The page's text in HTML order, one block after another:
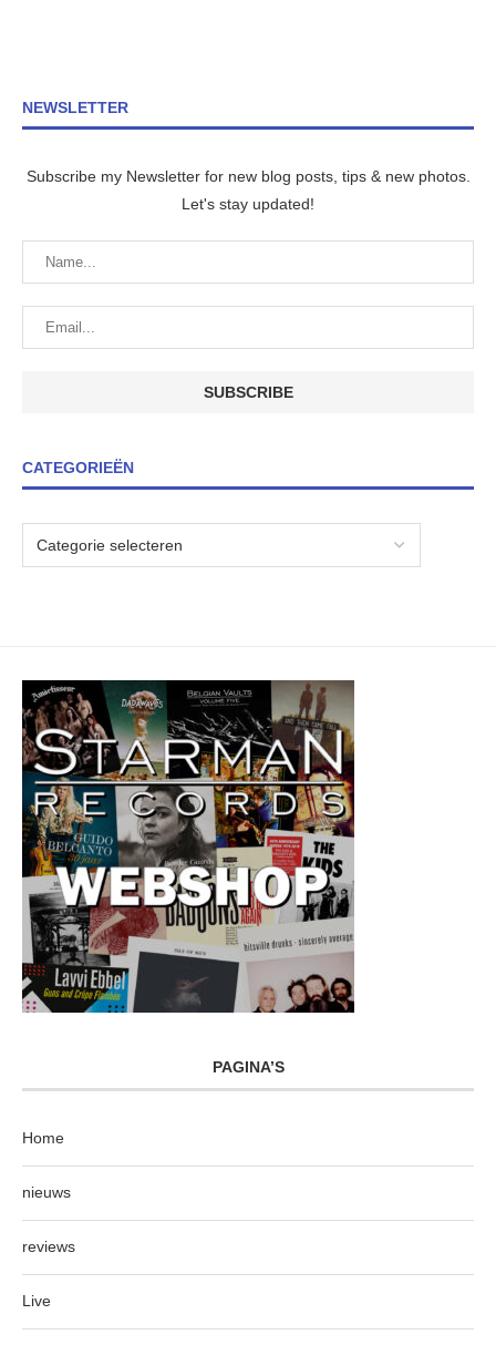
NEWSLETTER
Subscribe my Newsletter for new blog posts, tips & new photos.
Let's stay updated!
CATEGORIEËN
PAGINA’S
Home
nieuws
reviews
Live